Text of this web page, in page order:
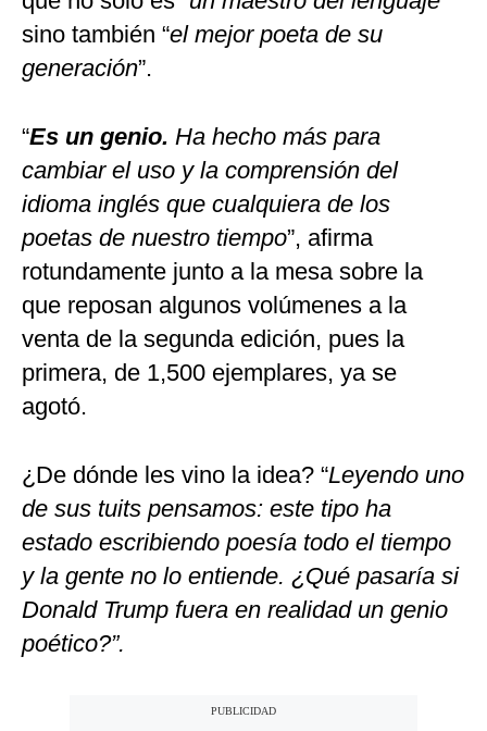
sino también “el mejor poeta de su
generación”.
“Es un genio. Ha hecho más para
cambiar el uso y la comprensión del
idioma inglés que cualquiera de los
poetas de nuestro tiempo”, afirma
rotundamente junto a la mesa sobre la
que reposan algunos volúmenes a la
venta de la segunda edición, pues la
primera, de 1,500 ejemplares, ya se
agotó.
¿De dónde les vino la idea? “Leyendo uno
de sus tuits pensamos: este tipo ha
estado escribiendo poesía todo el tiempo
y la gente no lo entiende. ¿Qué pasaría si
Donald Trump fuera en realidad un genio
poético?”.